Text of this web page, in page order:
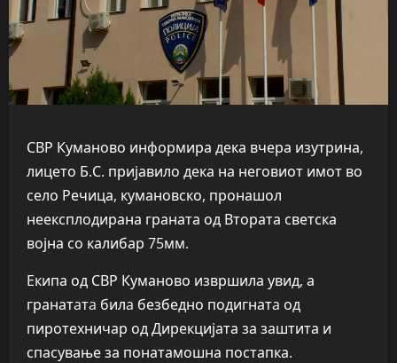
СВР Куманово информира дека вчера изутрина,
лицето Б.С. пријавило дека на неговиот имот во
село Речица, кумановско, пронашол
неексплодирана граната од Втората светска
војна со калибар 75мм.
Екипа од СВР Куманово извршила увид, а
гранатaтa билa безбедно подигнатa од
пиротехничар од Дирекцијата за заштита и
спасување за понатамошна постапка.